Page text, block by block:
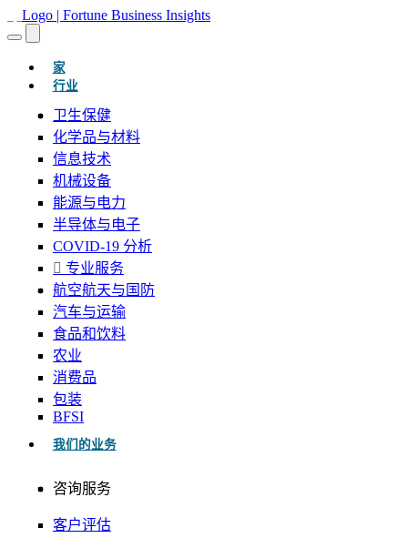
家(当前的)
行业
卫生保健
化学品与材料
信息技术
机械设备
能源与电力
半导体与电子
COVID-19 分析
专业服务
航空航天与国防
汽车与运输
食品和饮料
农业
消费品
包装
BFSI
我们的业务
咨询服务
客户评估